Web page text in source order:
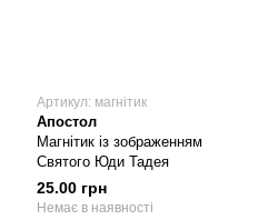
Артикул: магнітик
Апостол
Магнітик із зображенням
Святого Юди Тадея
25.00 грн
Немає в наявності